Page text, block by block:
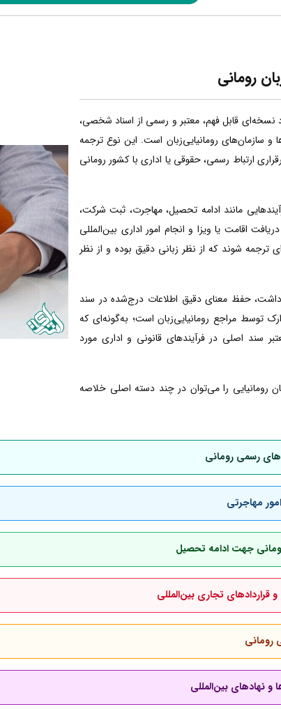
رومانی
نسخه‌ای قابل فهم، معتبر و رسمی از اسناد شخصی،
و سازمان‌های رومانیایی‌زبان است. این نوع ترجمه
ارتباط رسمی، حقوقی یا اداری با کشور رومانی
مانند ادامه تحصیل، مهاجرت، ثبت شرکت،
اقامت یا ویزا و انجام امور اداری بین‌المللی
ترجمه شوند که از نظر زبانی دقیق بوده و از نظر
حفظ معنای دقیق اطلاعات درج‌شده در سند
توسط مراجع رومانیایی‌زبان است؛ به‌گونه‌ای که
سند اصلی در فرآیندهای قانونی و اداری مورد
رومانیایی را می‌توان در چند دسته اصلی خلاصه
رسمی رومانی
مهاجرتی
رومانی جهت ادامه تحصیل
قراردادهای تجاری بین‌المللی
رومانی
و نهادهای بین‌المللی